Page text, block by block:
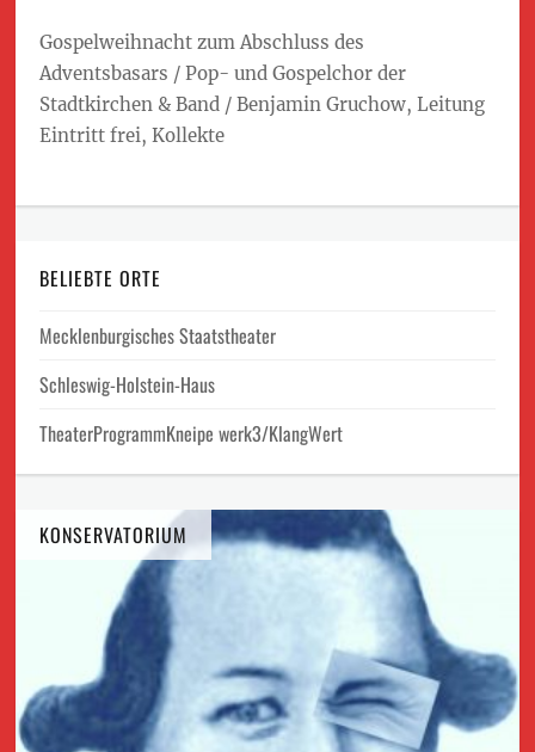
Gospelweihnacht zum Abschluss des
Adventsbasars / Pop- und Gospelchor der
Stadtkirchen & Band / Benjamin Gruchow, Leitung
Eintritt frei, Kollekte
BELIEBTE ORTE
Mecklenburgisches Staatstheater
Schleswig-Holstein-Haus
TheaterProgrammKneipe werk3/KlangWert
KONSERVATORIUM